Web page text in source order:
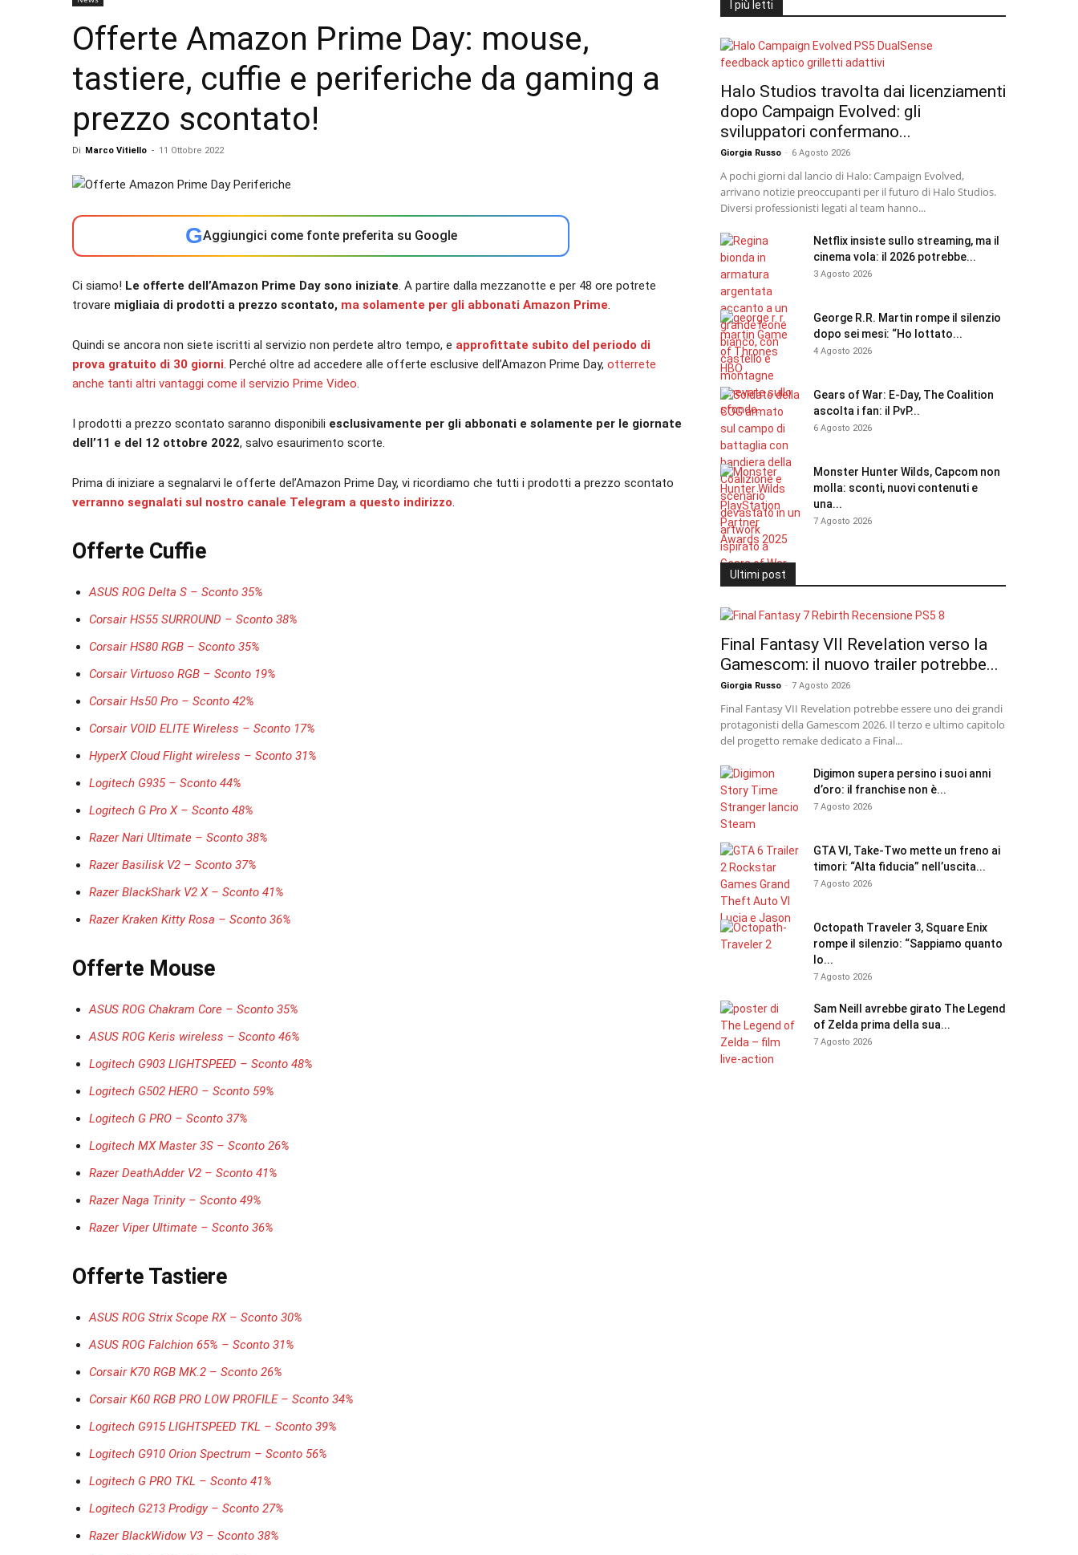
Offerte Amazon Prime Day: mouse,
tastiere, cuffie e periferiche da gaming a
prezzo scontato!
Di Marco Vitiello - 11 Ottobre 2022
GAggiungici come fonte preferita su Google
Ci siamo! Le offerte dell’Amazon Prime Day sono iniziate. A partire dalla mezzanotte e per 48 ore potrete
trovare migliaia di prodotti a prezzo scontato, ma solamente per gli abbonati Amazon Prime.
Quindi se ancora non siete iscritti al servizio non perdete altro tempo, e approfittate subito del periodo di
prova gratuito di 30 giorni. Perché oltre ad accedere alle offerte esclusive dell’Amazon Prime Day, otterrete
anche tanti altri vantaggi come il servizio Prime Video.
I prodotti a prezzo scontato saranno disponibili esclusivamente per gli abbonati e solamente per le giornate
dell’11 e del 12 ottobre 2022, salvo esaurimento scorte.
Prima di iniziare a segnalarvi le offerte del’Amazon Prime Day, vi ricordiamo che tutti i prodotti a prezzo scontato
verranno segnalati sul nostro canale Telegram a questo indirizzo.
Offerte Cuffie
ASUS ROG Delta S – Sconto 35%
Corsair HS55 SURROUND – Sconto 38%
Corsair HS80 RGB – Sconto 35%
Corsair Virtuoso RGB – Sconto 19%
Corsair Hs50 Pro – Sconto 42%
Corsair VOID ELITE Wireless – Sconto 17%
HyperX Cloud Flight wireless – Sconto 31%
Logitech G935 – Sconto 44%
Logitech G Pro X – Sconto 48%
Razer Nari Ultimate – Sconto 38%
Razer Basilisk V2 – Sconto 37%
Razer BlackShark V2 X – Sconto 41%
Razer Kraken Kitty Rosa – Sconto 36%
Offerte Mouse
ASUS ROG Chakram Core – Sconto 35%
ASUS ROG Keris wireless – Sconto 46%
Logitech G903 LIGHTSPEED – Sconto 48%
Logitech G502 HERO – Sconto 59%
Logitech G PRO – Sconto 37%
Logitech MX Master 3S – Sconto 26%
Razer DeathAdder V2 – Sconto 41%
Razer Naga Trinity – Sconto 49%
Razer Viper Ultimate – Sconto 36%
Offerte Tastiere
ASUS ROG Strix Scope RX – Sconto 30%
ASUS ROG Falchion 65% – Sconto 31%
Corsair K70 RGB MK.2 – Sconto 26%
Corsair K60 RGB PRO LOW PROFILE – Sconto 34%
Logitech G915 LIGHTSPEED TKL – Sconto 39%
Logitech G910 Orion Spectrum – Sconto 56%
Logitech G PRO TKL – Sconto 41%
Logitech G213 Prodigy – Sconto 27%
Razer BlackWidow V3 – Sconto 38%
I più letti
Halo Studios travolta dai licenziamenti
dopo Campaign Evolved: gli
sviluppatori confermano...
Giorgia Russo - 6 Agosto 2026
A pochi giorni dal lancio di Halo: Campaign Evolved,
arrivano notizie preoccupanti per il futuro di Halo Studios.
Diversi professionisti legati al team hanno...
Netflix insiste sullo streaming, ma il
cinema vola: il 2026 potrebbe...
3 Agosto 2026
George R.R. Martin rompe il silenzio
dopo sei mesi: “Ho lottato...
4 Agosto 2026
Gears of War: E-Day, The Coalition
ascolta i fan: il PvP...
6 Agosto 2026
Monster Hunter Wilds, Capcom non
molla: sconti, nuovi contenuti e
una...
7 Agosto 2026
Ultimi post
Final Fantasy VII Revelation verso la
Gamescom: il nuovo trailer potrebbe...
Giorgia Russo - 7 Agosto 2026
Final Fantasy VII Revelation potrebbe essere uno dei grandi
protagonisti della Gamescom 2026. Il terzo e ultimo capitolo
del progetto remake dedicato a Final...
Digimon supera persino i suoi anni
d’oro: il franchise non è...
7 Agosto 2026
GTA VI, Take-Two mette un freno ai
timori: “Alta fiducia” nell’uscita...
7 Agosto 2026
Octopath Traveler 3, Square Enix
rompe il silenzio: “Sappiamo quanto
lo...
7 Agosto 2026
Sam Neill avrebbe girato The Legend
of Zelda prima della sua...
7 Agosto 2026